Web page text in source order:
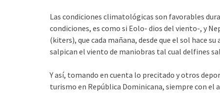
Las condiciones climatológicas son favorables
condiciones, es como si Eolo- dios del viento-, y
(kiters), que cada mañana, desde que el sol hace
salpican el viento de maniobras tal cual delfines
Y así, tomando en cuenta lo precitado y otros
turismo en República Dominicana, siempre con el